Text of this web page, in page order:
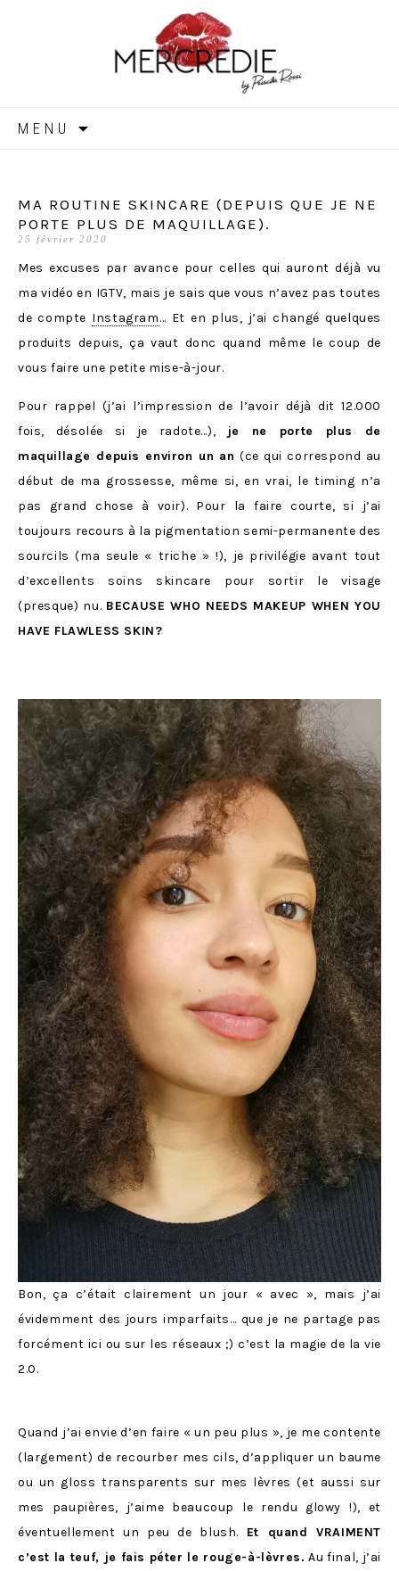
MERCREDIE
MENU
MA ROUTINE SKINCARE (DEPUIS QUE JE NE
PORTE PLUS DE MAQUILLAGE).
25 février 2020
Mes excuses par avance pour celles qui auront déjà vu
ma vidéo en IGTV, mais je sais que vous n’avez pas toutes
de compte Instagram… Et en plus, j’ai changé quelques
produits depuis, ça vaut donc quand même le coup de
vous faire une petite mise-à-jour.
Pour rappel (j’ai l’impression de l’avoir déjà dit 12.000
fois, désolée si je radote…),
je ne porte plus de
maquillage depuis environ un an (ce qui correspond au
début de ma grossesse, même si, en vrai, le timing n’a
pas grand chose à voir). Pour la faire courte, si j’ai
toujours recours à la pigmentation semi-permanente des
sourcils (ma seule « triche » !), je privilégie avant tout
d’excellents soins skincare pour sortir le visage
(presque) nu. BECAUSE WHO NEEDS MAKEUP WHEN YOU
HAVE FLAWLESS SKIN?
Bon, ça c’était clairement un jour « avec », mais j’ai
évidemment des jours imparfaits… que je ne partage pas
forcément ici ou sur les réseaux ;) c’est la magie de la vie
2.0.
Quand j’ai envie d’en faire « un peu plus », je me contente
(largement) de recourber mes cils, d’appliquer un baume
ou un gloss transparents sur mes lèvres (et aussi sur
mes paupières, j’aime beaucoup le rendu glowy !), et
éventuellement un peu de blush. Et quand VRAIMENT
c’est la teuf, je fais péter le rouge-à-lèvres. Au final, j’ai